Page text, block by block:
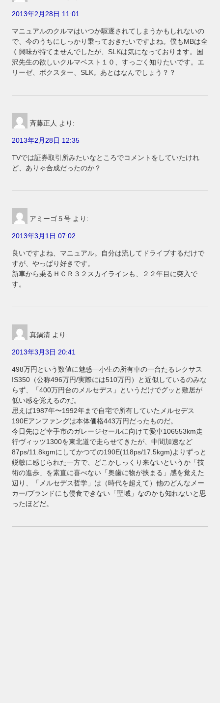
2013年2月28日 11:01
マニュアルのクルマはいつか駆逐されてしまうかもしれないの
で、今のうちにしっかり乗っておきたいですよね。僕もMBは全
く興味が持てませんでしたが、SLKは気になっております。国
沢先生の欲しいクルマベスト１０、すっごく知りたいです。エ
リーゼ、ボクスター、SLK。あとはなんでしょう？？
斉藤正人 より:
2013年2月28日 12:35
TVでは証券取引所みたいなところでコメントをしていたけれ
ど、ありゃ合成だったのか？
アミーゴ５号 より:
2013年3月1日 07:02
良いですよね、マニュアル。自分は流してドライブするだけで
すが、やっぱり好きです。
新車から乗るＨＣＲ３２スカイラインも、２２年目に突入で
す。
真鍋清 より:
2013年3月3日 20:41
498万円という数値に魅惑―小生の所有車の一台たるレクサス
IS350（公称496万円/実際には510万円）と近似しているのみな
らず、「400万円台のメルセデス」というだけでグッと敷居が
低い感を覚えるのだ。
思えば1987年〜1992年まで自宅で所有していたメルセデス
190Eアンファングは本体価格443万円だったものだ。
今日先ほど幸手市のガレージセールに向けて愛車106553km走
行ヴィッツ1300を東北道で走らせてきたが、中間加速など
87ps/11.8kgmにしてかつての190E(118ps/17.5kgm)よりずっと
鋭敏に感じられた一方で、どこかしっくり来ないというか「技
術の進歩」を素直に喜べない「奥歯に物が挟まる」感を覚えた
辺り、「メルセデス哲学」は（時代を超えて）他のどんなメー
カー/ブランドにも侵食できない「聖域」なのかも知れないと思
ったほどだ。